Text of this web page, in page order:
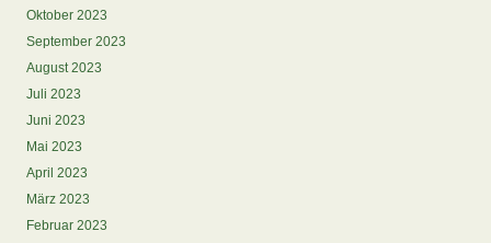
Oktober 2023
September 2023
August 2023
Juli 2023
Juni 2023
Mai 2023
April 2023
März 2023
Februar 2023